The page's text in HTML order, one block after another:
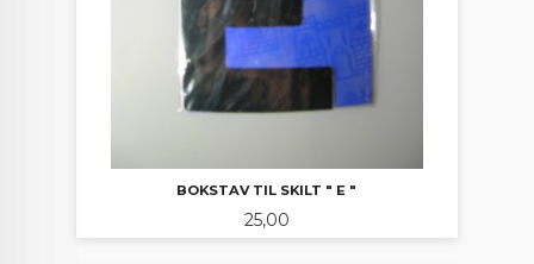
BOKSTAV TIL SKILT " E "
Pris
25,00